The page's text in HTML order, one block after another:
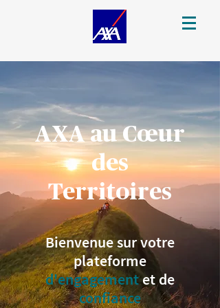
AXA au Cœur
des
Territoires
Bienvenue sur votre
plateforme
d'engagementet de
confiance